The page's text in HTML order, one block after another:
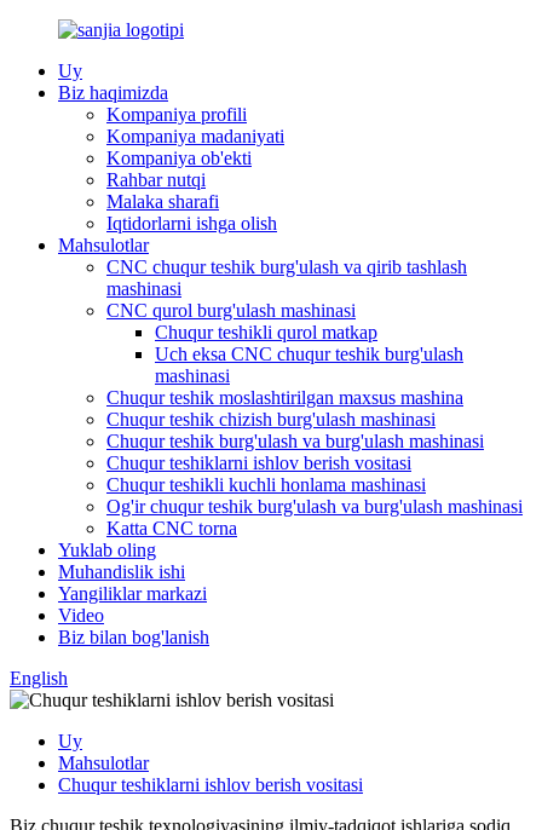
Uy
Biz haqimizda
Kompaniya profili
Kompaniya madaniyati
Kompaniya ob'ekti
Rahbar nutqi
Malaka sharafi
Iqtidorlarni ishga olish
Mahsulotlar
CNC chuqur teshik burg'ulash va qirib tashlash
mashinasi
CNC qurol burg'ulash mashinasi
Chuqur teshikli qurol matkap
Uch eksa CNC chuqur teshik burg'ulash
mashinasi
Chuqur teshik moslashtirilgan maxsus mashina
Chuqur teshik chizish burg'ulash mashinasi
Chuqur teshik burg'ulash va burg'ulash mashinasi
Chuqur teshiklarni ishlov berish vositasi
Chuqur teshikli kuchli honlama mashinasi
Og'ir chuqur teshik burg'ulash va burg'ulash mashinasi
Katta CNC torna
Yuklab oling
Muhandislik ishi
Yangiliklar markazi
Video
Biz bilan bog'lanish
English
Uy
Mahsulotlar
Chuqur teshiklarni ishlov berish vositasi
Biz chuqur teshik texnologiyasining ilmiy-tadqiqot ishlariga sodiq